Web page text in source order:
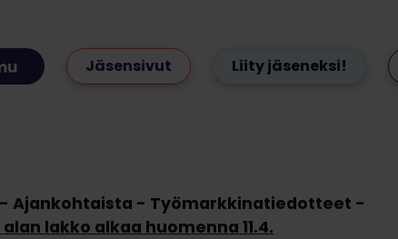
Jäsensivut Liity jäseneksi!
Ajankohtaista
Työmarkkinatiedotteet
lakko alkaa huomenna 11.4.